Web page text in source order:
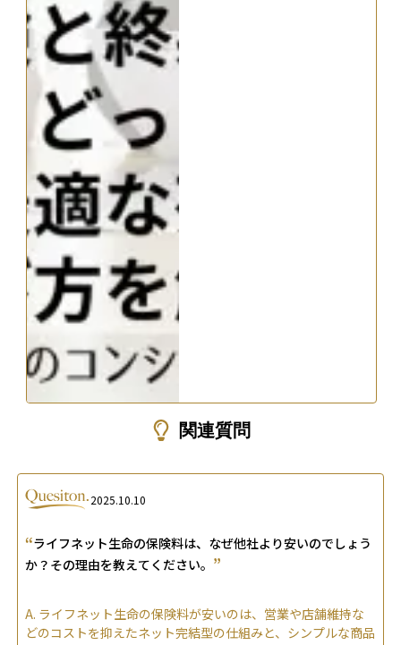
関連質問
2025.10.10
“ライフネット生命の保険料は、なぜ他社より安いのでしょう
か？その理由を教えてください。 ”
A. ライフネット生命の保険料が安いのは、営業や店舗維持な
どのコストを抑えたネット完結型の仕組みと、シンプルな商品